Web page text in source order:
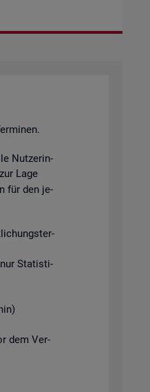
Nut­ze­rin­
Lage
für den je­
Sta­tis­ti­
dem Ver­